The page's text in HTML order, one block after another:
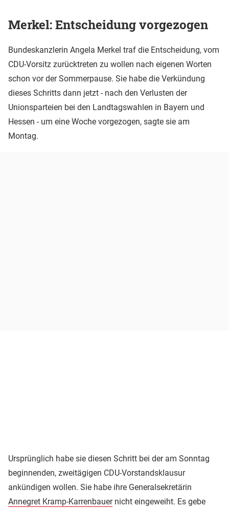
Merkel: Entscheidung vorgezogen
Bundeskanzlerin Angela Merkel traf die Entscheidung, vom
CDU-Vorsitz zurücktreten zu wollen nach eigenen Worten
schon vor der Sommerpause. Sie habe die Verkündung
dieses Schritts dann jetzt - nach den Verlusten der
Unionsparteien bei den Landtagswahlen in Bayern und
Hessen - um eine Woche vorgezogen, sagte sie am
Montag.
Ursprünglich habe sie diesen Schritt bei der am Sonntag
beginnenden, zweitägigen CDU-Vorstandsklausur
ankündigen wollen. Sie habe ihre Generalsekretärin
Annegret Kramp-Karrenbauernicht eingeweiht. Es gebe